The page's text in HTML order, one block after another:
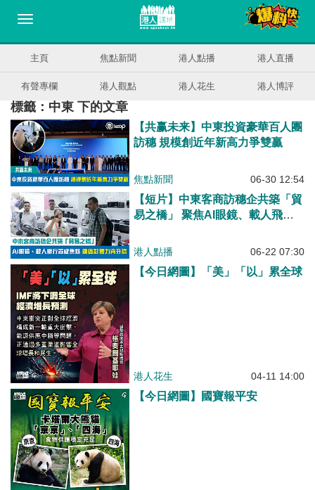
主頁 焦點新聞 港人點播 港人直播
有聲專欄 港人觀點 港人花生 港人博評
標籤：中東 下的文章
【共赢未来】中東投資豪華百人團
訪穗 規模創近年新高力爭雙贏
焦點新聞 06-30 12:54
【短片】中東客商訪穗企共築「貿
易之橋」 聚焦AI眼鏡、載人飛行
港人點播 06-22 07:30
【今日網圖】「美」「以」累全球
港人花生 04-11 14:00
【今日網圖】國寶報平安